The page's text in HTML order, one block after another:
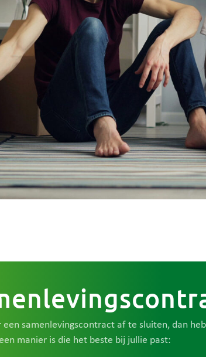
een samenlevingscontract af te sluiten, dan
manier is die het beste bij jullie past: